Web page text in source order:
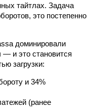
тайтлах. Задача
это постепенно
доминировали
— и это становится
загрузки:
и 34%
(ранее